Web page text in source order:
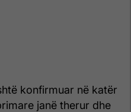
konfirmuar në katër
janë therur dhe